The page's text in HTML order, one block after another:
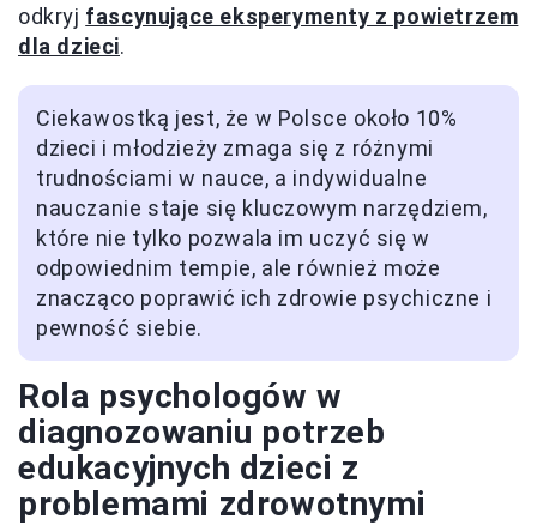
odkryj fascynujące eksperymenty z powietrzem
dla dzieci.
Ciekawostką jest, że w Polsce około 10%
dzieci i młodzieży zmaga się z różnymi
trudnościami w nauce, a indywidualne
nauczanie staje się kluczowym narzędziem,
które nie tylko pozwala im uczyć się w
odpowiednim tempie, ale również może
znacząco poprawić ich zdrowie psychiczne i
pewność siebie.
Rola psychologów w
diagnozowaniu potrzeb
edukacyjnych dzieci z
problemami zdrowotnymi